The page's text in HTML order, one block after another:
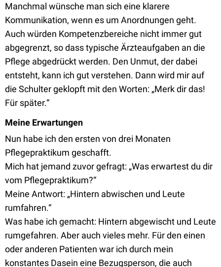
Manchmal wünsche man sich eine klarere
Kommunikation, wenn es um Anordnungen geht.
Auch würden Kompetenzbereiche nicht immer gut
abgegrenzt, so dass typische Ärzteaufgaben an die
Pflege abgedrückt werden. Den Unmut, der dabei
entsteht, kann ich gut verstehen. Dann wird mir auf
die Schulter geklopft mit den Worten: „Merk dir das!
Für später.“
Meine Erwartungen
Nun habe ich den ersten von drei Monaten
Pflegepraktikum geschafft.
Mich hat jemand zuvor gefragt: „Was erwartest du dir
vom Pflegepraktikum?“
Meine Antwort: „Hintern abwischen und Leute
rumfahren.“
Was habe ich gemacht: Hintern abgewischt und Leute
rumgefahren. Aber auch vieles mehr. Für den einen
oder anderen Patienten war ich durch mein
konstantes Dasein eine Bezugsperson, die auch